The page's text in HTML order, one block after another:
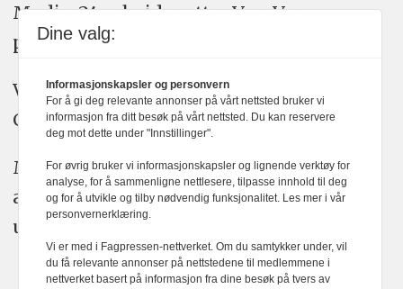
Medier24 arbeider etter Vær Varsom-
plakatens regler for god presseskikk.
Vi bruker KI-verktøy som ChatGPT,
Claude, og Gemini i journalistikken vår.
Medier24s redaksjon har alltid det fulle
ansvar for publisert innhold, med eller
uten bruk av kunstig intelligens.
Dine valg:
Informasjonskapsler og personvern
For å gi deg relevante annonser på vårt nettsted bruker vi
informasjon fra ditt besøk på vårt nettsted. Du kan reservere
deg mot dette under "Innstillinger".
For øvrig bruker vi informasjonskapsler og lignende verktøy for
analyse, for å sammenligne nettlesere, tilpasse innhold til deg
og for å utvikle og tilby nødvendig funksjonalitet. Les mer i vår
personvernerklæring.
Vi er med i Fagpressen-nettverket. Om du samtykker under, vil
du få relevante annonser på nettstedene til medlemmene i
nettverket basert på informasjon fra dine besøk på tvers av